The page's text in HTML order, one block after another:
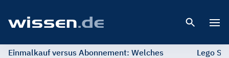
Einmalkauf versus Abonnement: Welches
Lego